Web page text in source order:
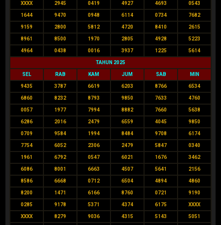
XXXX 2945 0419 4927 4693 0543
1644 9470 0948 6114 0734 7682
9159 2800 5812 4720 8410 2615
8961 8500 1970 2805 4928 5223
4964 0438 0016 3937 1225 5614
TAHUN 2025
SEL RAB KAM JUM SAB MIN
9435 3787 6619 6203 8766 6534
6860 8232 8793 9850 7633 4760
0057 1977 7994 8882 7660 5638
6286 2016 2479 6559 4045 9850
0709 9584 1994 8484 9708 6174
7754 6052 2306 2479 5847 0340
1961 6792 0547 6021 1676 3462
6086 8001 6663 4507 5641 2156
8586 6668 0712 6504 4894 4860
8200 1471 6166 8760 0721 9190
0285 9178 5371 4374 6175 XXXX
XXXX 8279 9036 4315 5143 5051